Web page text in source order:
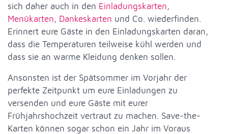
sich daher auch in den Einladungskarten,
Menükarten, Dankeskarten und Co. wiederfinden.
Erinnert eure Gäste in den Einladungskarten daran,
dass die Temperaturen teilweise kühl werden und
dass sie an warme Kleidung denken sollen.
Ansonsten ist der Spätsommer im Vorjahr der
perfekte Zeitpunkt um eure Einladungen zu
versenden und eure Gäste mit eurer
Frühjahrshochzeit vertraut zu machen. Save-the-
Karten können sogar schon ein Jahr im Voraus